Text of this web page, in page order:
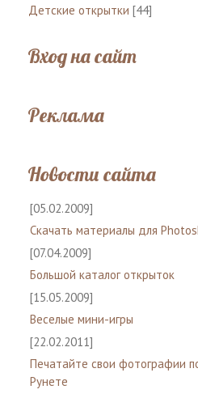
Детские открытки [44]
Вход на сайт
Реклама
Новости сайта
[05.02.2009]
Скачать материалы для
[07.04.2009]
Большой каталог открыток
[15.05.2009]
Веселые мини-игры
[22.02.2011]
Печатайте свои фотографии
Рунете